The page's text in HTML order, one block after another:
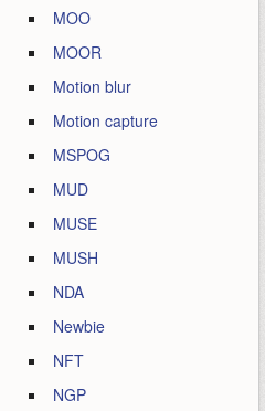
MOO
MOOR
Motion blur
Motion capture
MSPOG
MUD
MUSE
MUSH
NDA
Newbie
NFT
NGP